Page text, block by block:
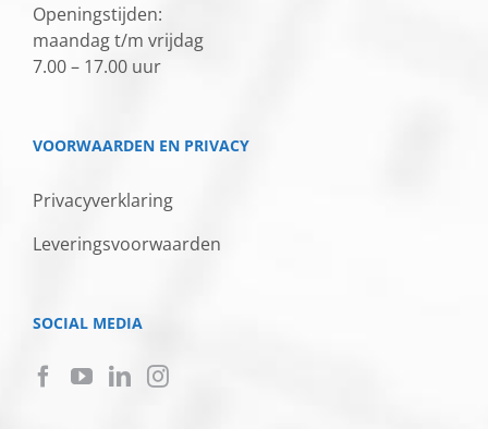
Openingstijden:
maandag t/m vrijdag
7.00 – 17.00 uur
VOORWAARDEN EN PRIVACY
Privacyverklaring
Leveringsvoorwaarden
SOCIAL MEDIA